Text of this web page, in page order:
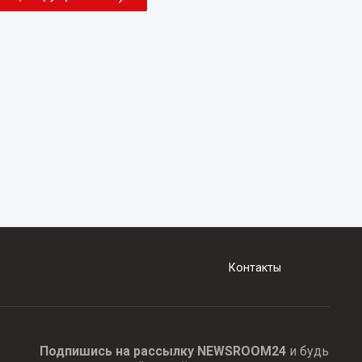
Контакты
Подпишись на рассылку NEWSROOM24и будь